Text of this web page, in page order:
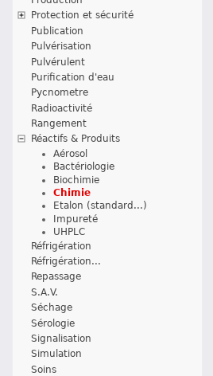
Protection et sécurité
Publication
Pulvérisation
Pulvérulent
Purification d'eau
Pycnometre
Radioactivité
Rangement
Réactifs & Produits
Aérosol
Bactériologie
Biochimie
Chimie
Etalon (standard...)
Impureté
UHPLC
Réfrigération
Réfrigération...
Repassage
S.A.V.
Séchage
Sérologie
Signalisation
Simulation
Soins